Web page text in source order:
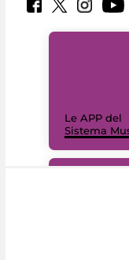
Le APP del
Sistema